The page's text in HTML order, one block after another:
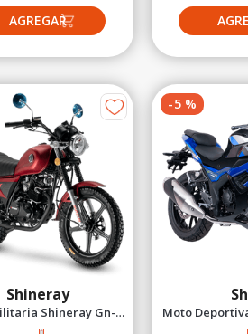
Shineray
Shineray Gn-X
2027 Rojo
-5%
Moto